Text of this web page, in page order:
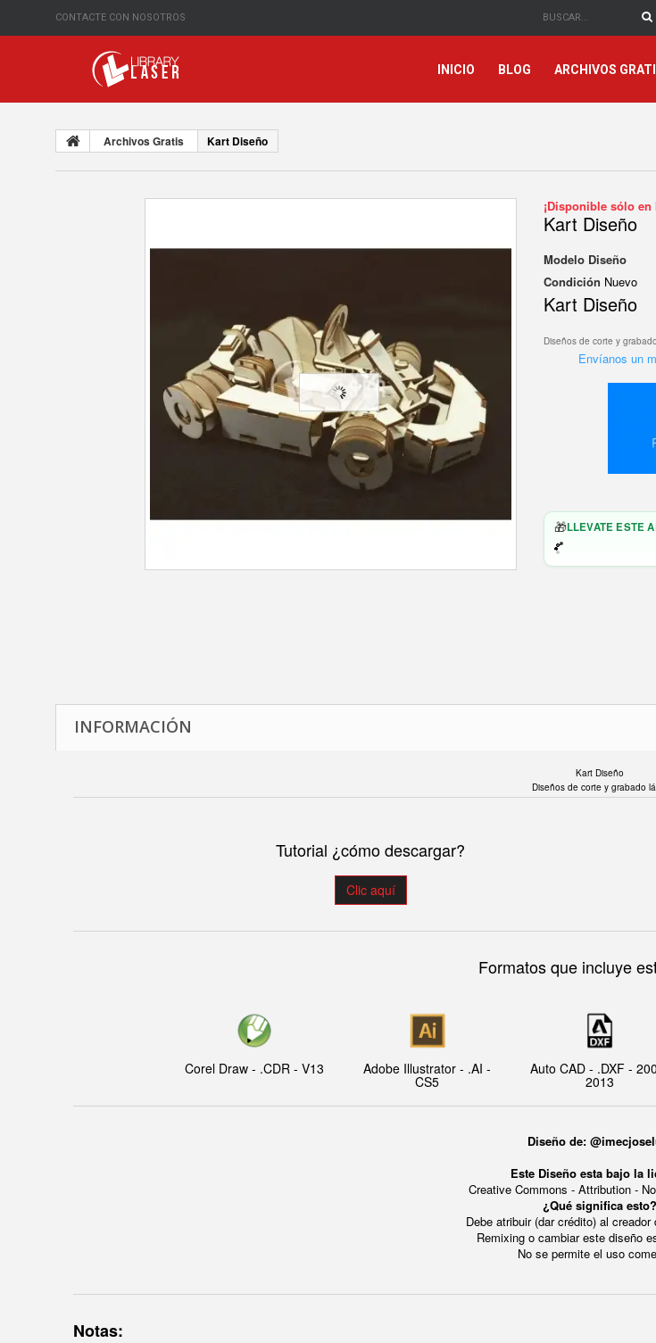
CONTACTE CON NOSOTROS
INICIO BLOG ARCHIVOS
Archivos Gratis Kart Diseño
¡Disponible sólo en
Kart Diseño
Modelo Diseño
Condición Nuevo
Kart Diseño
Diseños de corte y
Envíanos un
🎁LLEVATE ESTE
INFORMACIÓN
Kart Diseño
Diseños de corte y grabado
Tutorial ¿cómo descargar?
Clic aquí
Formatos que incluye
Corel Draw - .CDR - V13 Adobe Illustrator - .AI -
CS5
Auto CAD - .DXF -
2013
Diseño de:
Este Diseño esta bajo la
Creative Commons - Attribution -
¿Qué significa esto?
Debe atribuir (dar crédito) al
Remixing o cambiar este diseño
No se permite el uso
Notas: